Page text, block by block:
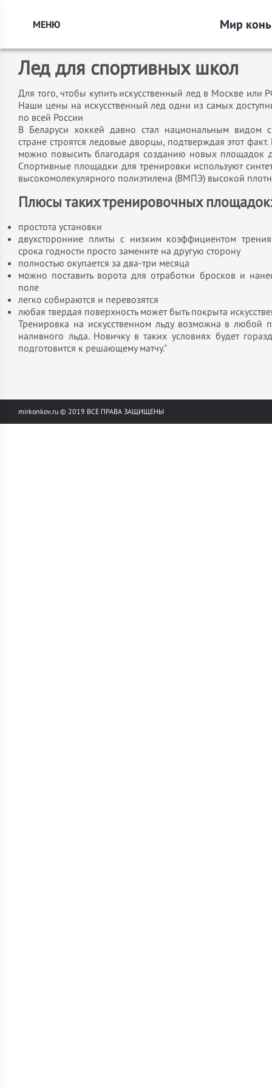
МЕНЮ Мир
Лед для спортивных школ
Для того, чтобы купить искусственный лед в Москве или
Наши цены на искусственный лед одни из самых
по всей России
В Беларуси хоккей давно стал национальным видом
стране строятся ледовые дворцы, подтверждая этот факт.
можно повысить благодаря созданию новых площадок
Спортивные площадки для тренировки используют
высокомолекулярного полиэтилена (ВМПЭ) высокой
Плюсы таких тренировочных площадок:
простота установки
двухсторонние плиты с низким коэффициентом
срока годности просто замените на другую сторону
полностью окупается за два-три месяца
можно поставить ворота для отработки бросков и
поле
легко собираются и перевозятся
любая твердая поверхность может быть покрыта
Тренировка на искусственном льду возможна в любой
наливного льда. Новичку в таких условиях будет
подготовится к решающему матчу."
mirkonkov.ru © 2019 ВСЕ ПРАВА ЗАЩИЩЕНЫ